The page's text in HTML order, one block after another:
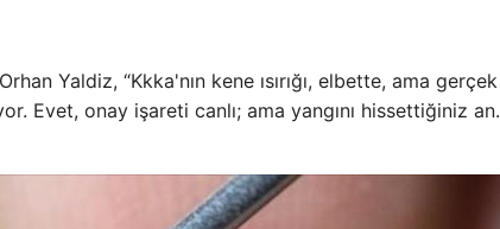
Yaldiz, “Kkka'nın kene ısırığı, elbette, ama gerçek
Evet, onay işareti canlı; ama yangını hissettiğiniz an.